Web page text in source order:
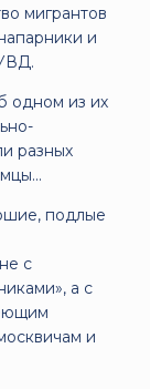
мигрантов
и
одном из их
разных
подлые
с
а с
и